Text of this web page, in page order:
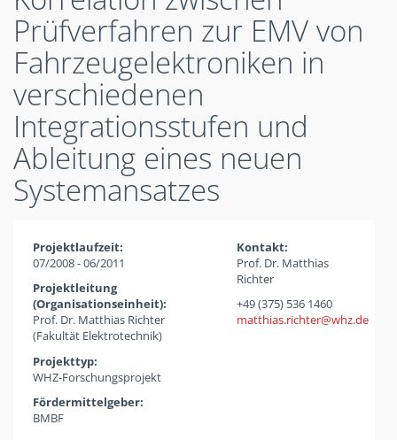
Prüfverfahren zur EMV von
Fahrzeugelektroniken in
verschiedenen
Integrationsstufen und
Ableitung eines neuen
Systemansatzes
Projektlaufzeit:
07/2008 - 06/2011
Projektleitung
(Organisationseinheit):
Prof. Dr. Matthias Richter
(Fakultät Elektrotechnik)
Projekttyp:
WHZ-Forschungsprojekt
Kontakt:
Prof. Dr. Matthias
Richter
+49 (375) 536 1460
matthias.richter
whzde
Fördermittelgeber:
BMBF